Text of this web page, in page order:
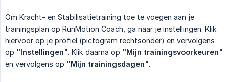
Om Kracht- en Stabilisatietraining toe te voegen aan je
trainingsplan op RunMotion Coach, ga naar je instellingen. Klik
hiervoor op je profiel (pictogram rechtsonder) en vervolgens
op "Instellingen". Klik daarna op "Mijn trainingsvoorkeuren"
en vervolgens op "Mijn trainingsdagen".